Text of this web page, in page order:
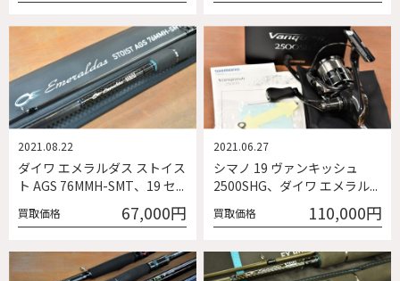
ダイワ エメラルダス ストイス
ト AGS 76MMH-SMT、19 セ...
2021.08.22
買取価格 67,000円
シマノ 19 ヴァンキッシュ
2500SHG、ダイワ エメラル...
2021.06.27
買取価格 110,000円